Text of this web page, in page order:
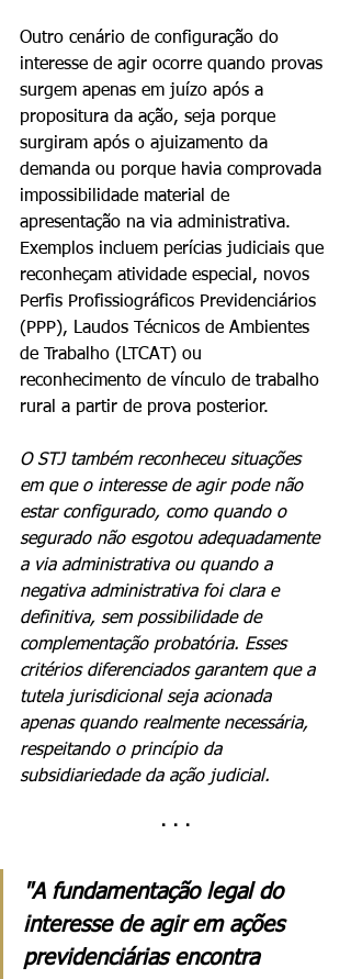
Outro cenário de configuração do
interesse de agir ocorre quando provas
surgem apenas em juízo após a
propositura da ação, seja porque
surgiram após o ajuizamento da
demanda ou porque havia comprovada
impossibilidade material de
apresentação na via administrativa.
Exemplos incluem perícias judiciais que
reconheçam atividade especial, novos
Perfis Profissiográficos Previdenciários
(PPP), Laudos Técnicos de Ambientes
de Trabalho (LTCAT) ou
reconhecimento de vínculo de trabalho
rural a partir de prova posterior.
O STJ também reconheceu situações
em que o interesse de agir pode não
estar configurado, como quando o
segurado não esgotou adequadamente
a via administrativa ou quando a
negativa administrativa foi clara e
definitiva, sem possibilidade de
complementação probatória. Esses
critérios diferenciados garantem que a
tutela jurisdicional seja acionada
apenas quando realmente necessária,
respeitando o princípio da
subsidiariedade da ação judicial.
· · ·
"A fundamentação legal do
interesse de agir em ações
previdenciárias encontra